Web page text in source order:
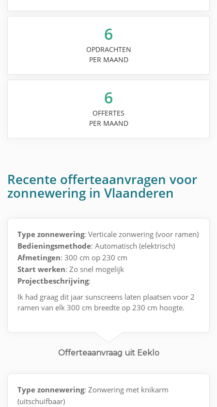
6
OPDRACHTEN
PER MAAND
6
OFFERTES
PER MAAND
Recente offerteaanvragen voor
zonnewering in Vlaanderen
Type zonnewering: Verticale zonwering (voor ramen)
Bedieningsmethode: Automatisch (elektrisch)
Afmetingen: 300 cm op 230 cm
Start werken: Zo snel mogelijk
Projectbeschrijving:
Ik had graag dit jaar sunscreens laten plaatsen voor 2
ramen van elk 300 cm breedte op 230 cm hoogte.
Offerteaanvraag uit Eeklo
Type zonnewering: Zonwering met knikarm
(uitschuifbaar)